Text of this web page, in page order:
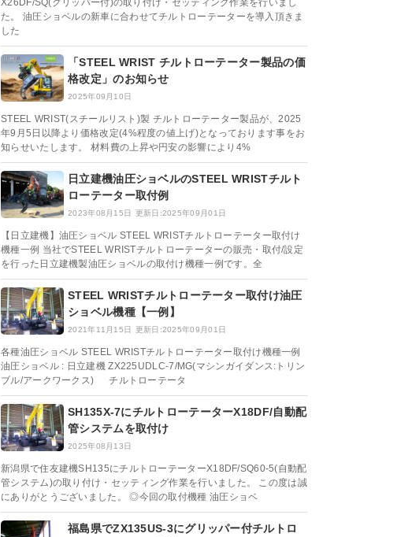
X26DF/SQ(グリッパー付)の取り付け・セッティング作業を行いまし
た。 油圧ショベルの新車に合わせてチルトローテーターを導入頂きま
した
「STEEL WRIST チルトローテーター製品の価
格改定」のお知らせ
2025年09月10日
STEEL WRIST(スチールリスト)製 チルトローテーター製品が、2025
年9月5日以降より価格改定(4%程度の値上げ)となっております事をお
知らせいたします。 材料費の上昇や円安の影響により4%
日立建機油圧ショベルのSTEEL WRISTチルト
ローテーター取付例
2023年08月15日 更新日:2025年09月01日
【日立建機】油圧ショベル STEEL WRISTチルトローテーター取付け
機種一例 当社でSTEEL WRISTチルトローテーターの販売・取付/設定
を行った日立建機製油圧ショベルの取付け機種一例です。全
STEEL WRISTチルトローテーター取付け油圧
ショベル機種【一例】
2021年11月15日 更新日:2025年09月01日
各種油圧ショベル STEEL WRISTチルトローテーター取付け機種一例
油圧ショベル : 日立建機 ZX225UDLC-7/MG(マシンガイダンス:トリン
ブル/アークワークス) チルトローテータ
SH135X-7にチルトローテーターX18DF/自動配
管システムを取付け
2025年08月13日
新潟県で住友建機SH135にチルトローテーターX18DF/SQ60-5(自動配
管システム)の取り付け・セッティング作業を行いました。 この度は誠
にありがとうございました。 ◎今回の取付機種 油圧ショベ
福島県でZX135US-3にグリッパー付チルトロ